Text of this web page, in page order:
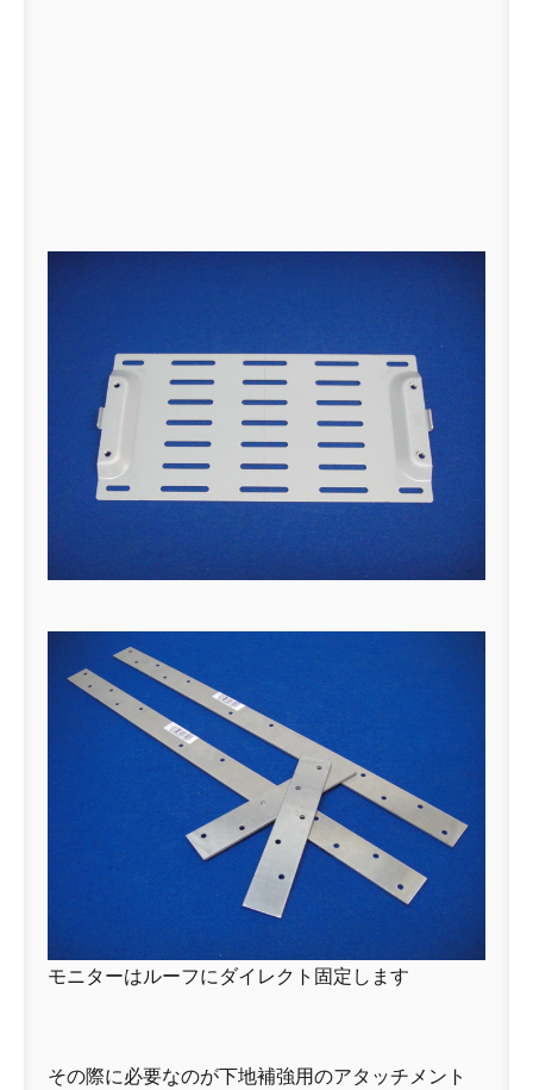
モニターはルーフにダイレクト固定します
その際に必要なのが下地補強用のアタッチメント